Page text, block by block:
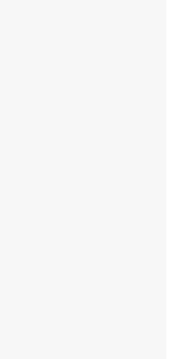
z
przejazdy
wszystko, co